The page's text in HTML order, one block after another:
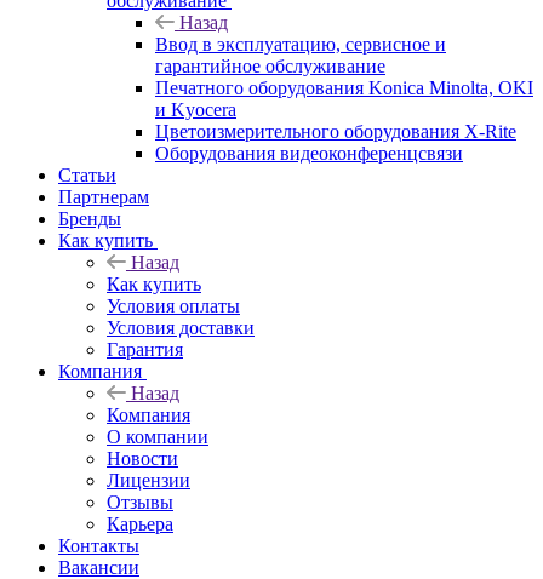
Назад
Ввод в эксплуатацию, сервисное и
гарантийное обслуживание
Печатного оборудования Konica Minolta, OKI
и Kyocera
Цветоизмерительного оборудования X-Rite
Оборудования видеоконференцсвязи
Статьи
Партнерам
Бренды
Как купить
Назад
Как купить
Условия оплаты
Условия доставки
Гарантия
Компания
Назад
Компания
О компании
Новости
Лицензии
Отзывы
Карьера
Контакты
Вакансии